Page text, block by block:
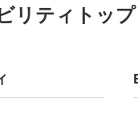
リティトップ